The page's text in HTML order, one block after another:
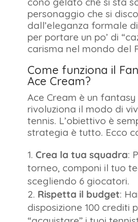
personaggio che si
dall’eleganza formale
per portare un po’ di
carisma nel mondo del
Come funziona il
Ace Cream?
Ace Cream è un
rivoluziona il modo di
tennis. L’obiettivo è
strategia è tutto. Ecco
Crea la tua squadra:
torneo, componi il tuo
scegliendo 6 giocatori.
Rispetta il budget:
disposizione 100 crediti